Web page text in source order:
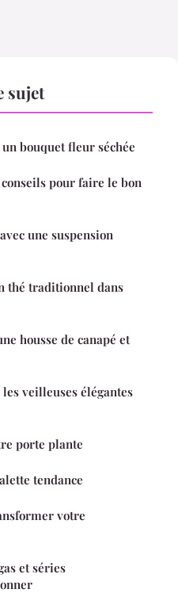
sujet
bouquet fleur séchée
pour faire le bon
une suspension
thé traditionnel dans
housse de canapé et
veilleuses élégantes
porte plante
tendance
votre
et séries